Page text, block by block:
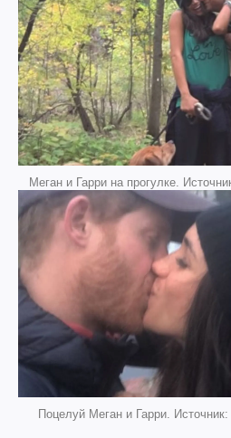
Меган и Гарри на прогулке.
Поцелуй Меган и Гарри.